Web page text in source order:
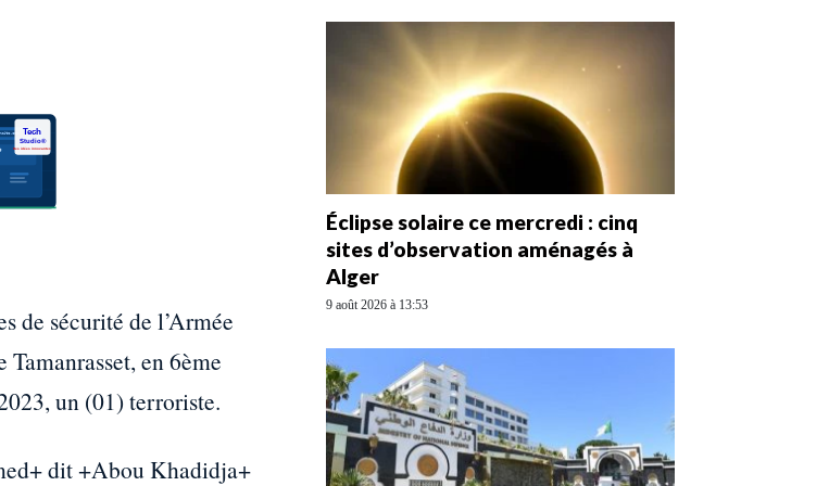
de sécurité de l’Armée
en 6ème
un (01) terroriste.
dit +Abou Khadidja+
Éclipse solaire ce mercredi : cinq
sites d’observation aménagés à
Alger
9 août 2026 à 13:53